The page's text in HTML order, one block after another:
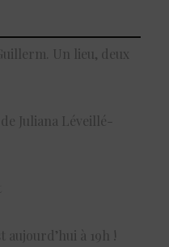
Un lieu, deux
Juliana Léveillé-
aujourd’hui à 19h !